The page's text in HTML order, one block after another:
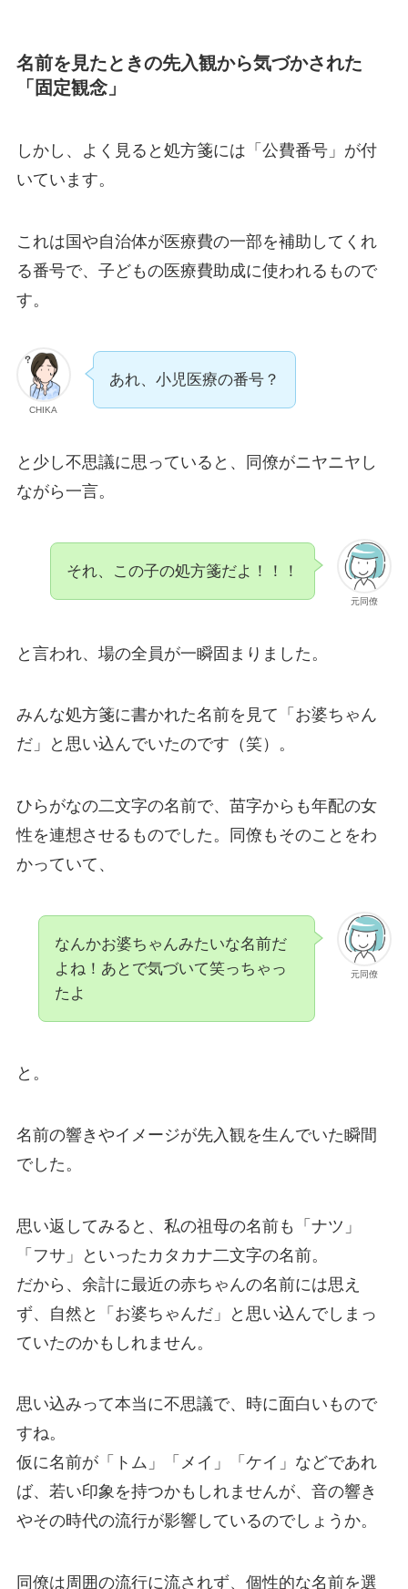
名前を見たときの先入観から気づかされた
「固定観念」
しかし、よく見ると処方箋には「公費番号」が付
いています。
これは国や自治体が医療費の一部を補助してくれ
る番号で、子どもの医療費助成に使われるもので
す。
CHIKA
あれ、小児医療の番号？
と少し不思議に思っていると、同僚がニヤニヤし
ながら一言。
元同僚
それ、この子の処方箋だよ！！！
と言われ、場の全員が一瞬固まりました。
みんな処方箋に書かれた名前を見て「お婆ちゃん
だ」と思い込んでいたのです（笑）。
ひらがなの二文字の名前で、苗字からも年配の女
性を連想させるものでした。同僚もそのことをわ
かっていて、
元同僚
なんかお婆ちゃんみたいな名前だ
よね！あとで気づいて笑っちゃっ
たよ
と。
名前の響きやイメージが先入観を生んでいた瞬間
でした。
思い返してみると、私の祖母の名前も「ナツ」
「フサ」といったカタカナ二文字の名前。
だから、余計に最近の赤ちゃんの名前には思え
ず、自然と「お婆ちゃんだ」と思い込んでしまっ
ていたのかもしれません。
思い込みって本当に不思議で、時に面白いもので
すね。
仮に名前が「トム」「メイ」「ケイ」などであれ
ば、若い印象を持つかもしれませんが、音の響き
やその時代の流行が影響しているのでしょうか。
同僚は周囲の流行に流されず、個性的な名前を選